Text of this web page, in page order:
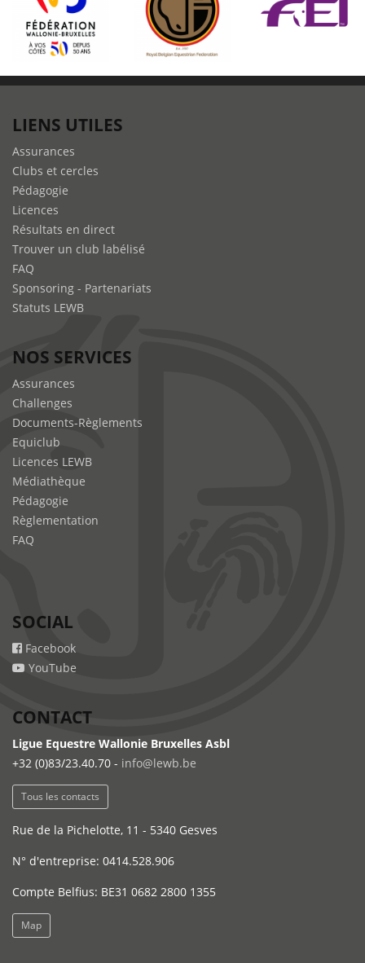
LIENS UTILES
Assurances
Clubs et cercles
Pédagogie
Licences
Résultats en direct
Trouver un club labélisé
FAQ
Sponsoring - Partenariats
Statuts LEWB
NOS SERVICES
Assurances
Challenges
Documents-Règlements
Equiclub
Licences LEWB
Médiathèque
Pédagogie
Règlementation
FAQ
SOCIAL
Facebook
YouTube
CONTACT
Ligue Equestre Wallonie Bruxelles Asbl
+32 (0)83/23.40.70 - info@lewb.be
Tous les contacts
Rue de la Pichelotte, 11 - 5340 Gesves
N° d'entreprise: 0414.528.906
Compte Belfius: BE31 0682 2800 1355
Map